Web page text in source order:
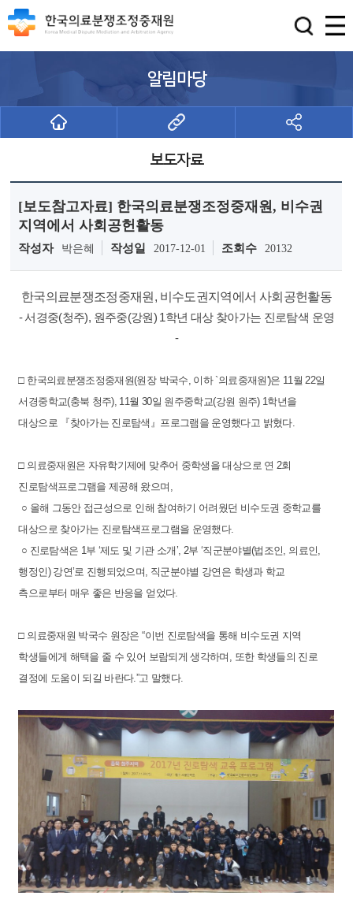
알림마당
보도자료
[보도참고자료] 한국의료분쟁조정중재원, 비수권
지역에서 사회공헌활동
작성자 박은혜 작성일 2017-12-01 조회수 20132
한국의료분쟁조정중재원, 비수도권지역에서 사회공헌활동
- 서경중(청주), 원주중(강원) 1학년 대상 찾아가는 진로탐색 운영
-
□ 한국의료분쟁조정중재원(원장 박국수, 이하 `의료중재원')은 11월 22일
서경중학교(충북 청주), 11월 30일 원주중학교(강원 원주) 1학년을
대상으로 『찾아가는 진로탐색』프로그램을 운영했다고 밝혔다.
□ 의료중재원은 자유학기제에 맞추어 중학생을 대상으로 연 2회
진로탐색프로그램을 제공해 왔으며,
○ 올해 그동안 접근성으로 인해 참여하기 어려웠던 비수도권 중학교를
대상으로 찾아가는 진로탐색프로그램을 운영했다.
○ 진로탐색은 1부 ‘제도 및 기관 소개’, 2부 ‘직군분야별(법조인, 의료인,
행정인) 강연’로 진행되었으며, 직군분야별 강연은 학생과 학교
측으로부터 매우 좋은 반응을 얻었다.
□ 의료중재원 박국수 원장은 “이번 진로탐색을 통해 비수도권 지역
학생들에게 해택을 줄 수 있어 보람되게 생각하며, 또한 학생들의 진로
결정에 도움이 되길 바란다.”고 말했다.